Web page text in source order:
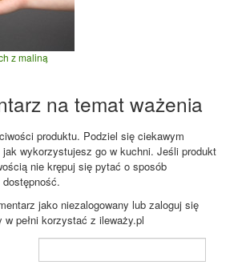
z maliną
na temat ważenia
produktu. Podziel się ciekawym
wykorzystujesz go w kuchni. Jeśli produkt
nie krępuj się pytać o sposób
jako niezalogowany lub zaloguj się
w pełni korzystać z ileważy.pl